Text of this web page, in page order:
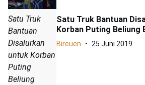
Satu Truk
Bantuan
Disalurkan
untuk Korban
Puting
Beliung
Satu Truk Bantuan
Korban Puting Beliung
Bireuen 25 Juni 2019